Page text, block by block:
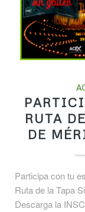
RUTA
DE
Participa con tu
Ruta de la Tapa
Descarga la